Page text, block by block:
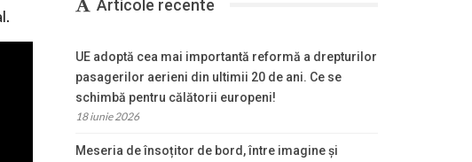
Articole recente
UE adoptă cea mai importantă reformă a drepturilor
pasagerilor aerieni din ultimii 20 de ani. Ce se
schimbă pentru călătorii europeni!
18 iunie 2026
Meseria de însoțitor de bord, între imagine și